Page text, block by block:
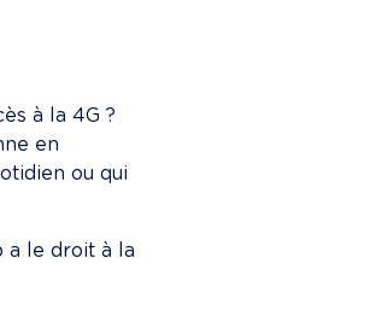
à la 4G ?
en
ou qui
a le droit à la